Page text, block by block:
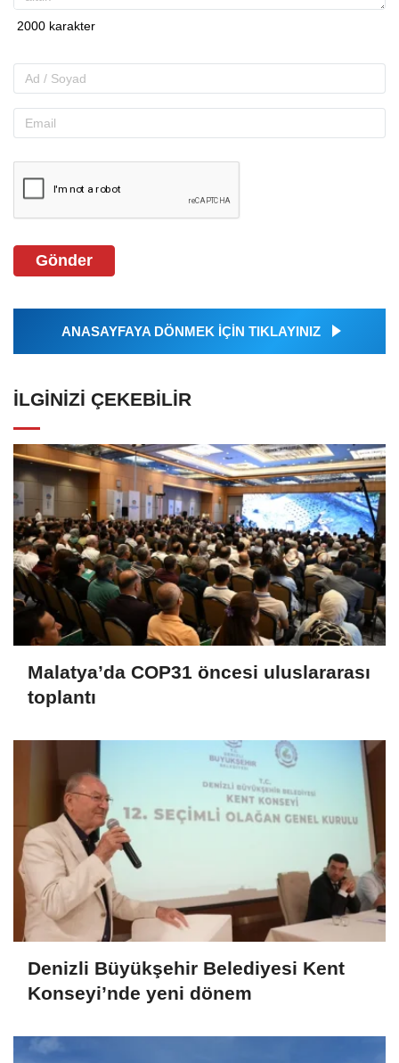
Gönder
ANASAYFAYA DÖNMEK İÇİN TIKLAYINIZ
İLGINIZI ÇEKEBILIR
Malatya’da COP31 öncesi uluslararası
toplantı
Denizli Büyükşehir Belediyesi Kent
Konseyi’nde yeni dönem